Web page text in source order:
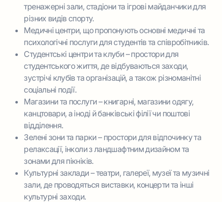
тренажерні зали, стадіони та ігрові майданчики для
різних видів спорту.
Медичні центри, що пропонують основні медичні та
психологічні послуги для студентів та співробітників.
Студентські центри та клуби – простори для
студентського життя, де відбуваються заходи,
зустрічі клубів та організацій, а також різноманітні
соціальні події.
Магазини та послуги – книгарні, магазини одягу,
канцтовари, а іноді й банківські філії чи поштові
відділення.
Зелені зони та парки – простори для відпочинку та
релаксації, інколи з ландшафтним дизайном та
зонами для пікніків.
Культурні заклади – театри, галереї, музеї та музичні
зали, де проводяться виставки, концерти та інші
культурні заходи.